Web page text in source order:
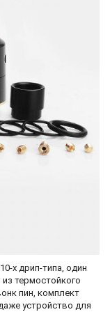
х дрип-типа, один
термостойкого
пин, комплект
устройство для